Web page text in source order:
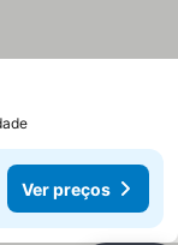
Ver preços